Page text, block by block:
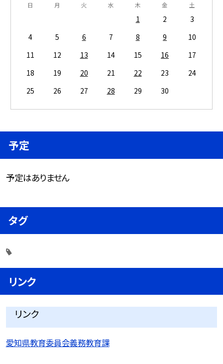
日 月 火 水 木 金 土
1 2
3
4
5 6 7 8 9
10
11
12 13 14 15 16
17
18
19 20 21 22 23
24
25
26 27 28 29 30
予定
予定はありません
タグ
リンク
リンク
愛知県教育委員会義務教育課